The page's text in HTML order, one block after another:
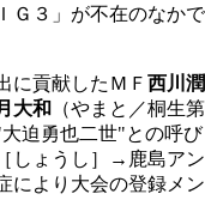
Ｇ３」が不在のなかで
に貢献したＭＦ 西川潤
大和
（やまと／桐生第
迫勇也二世"との呼び
しょうし］→鹿島アン
により大会の登録メン